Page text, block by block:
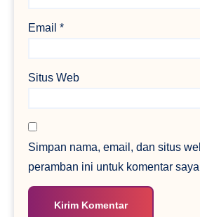
Email *
Situs Web
Simpan nama, email, dan situs
peramban ini untuk komentar